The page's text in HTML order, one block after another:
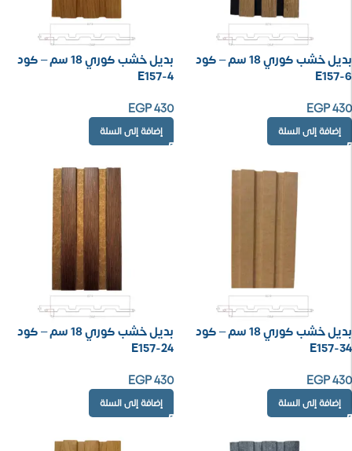
بديل خشب كوري 18 سم – كود
E157-6
EGP430
إضافة إلى السلة
بديل خشب كوري 18 سم – كود
E157-4
EGP430
إضافة إلى السلة
بديل خشب كوري 18 سم – كود
E157-34
EGP430
إضافة إلى السلة
بديل خشب كوري 18 سم – كود
E157-24
EGP430
إضافة إلى السلة